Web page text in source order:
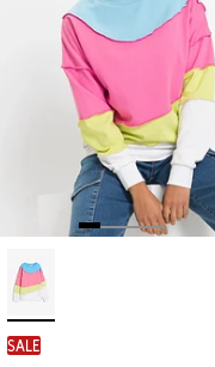
SALE